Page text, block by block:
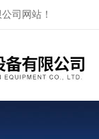
司网站！